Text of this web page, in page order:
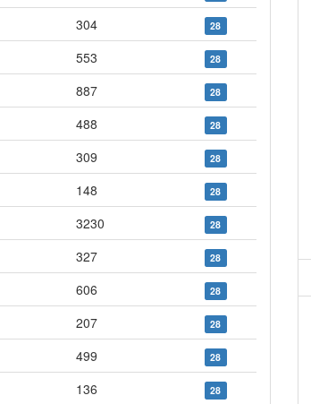
304 28
553 28
887 28
488 28
309 28
148 28
3230 28
327 28
606 28
207 28
499 28
136 28